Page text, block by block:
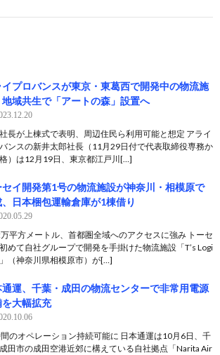
イプロバンスが東京・東葛西で開発中の物流施
域共生で「アートの森」設置へ
長が上棟式で表明、周辺住民ら利用可能と想定 アライ
ンスの新井太郎社長（11月29日付で代表取締役専務か
）は12月19日、東京都江戸川[…]
セイ開発第1号の物流施設が神奈川・相模原で
、日本梱包運輸倉庫が1棟借り
平方メートル、首都圏全域へのアクセスに強み トーセ
めて自社グループで開発を手掛けた物流施設「T’s Logi
（神奈川県相模原市）が[…]
通運、千葉・成田の物流センターで非常用電源
大幅拡充
のオペレーション持続可能に 日本通運は10月6日、千
田市の成田空港近郊に構えている自社拠点「Narita Air